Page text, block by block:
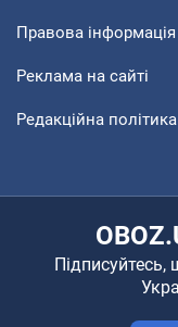
Правова інформація
Реклама на сайті
Редакційна політика
Підписуйтесь,